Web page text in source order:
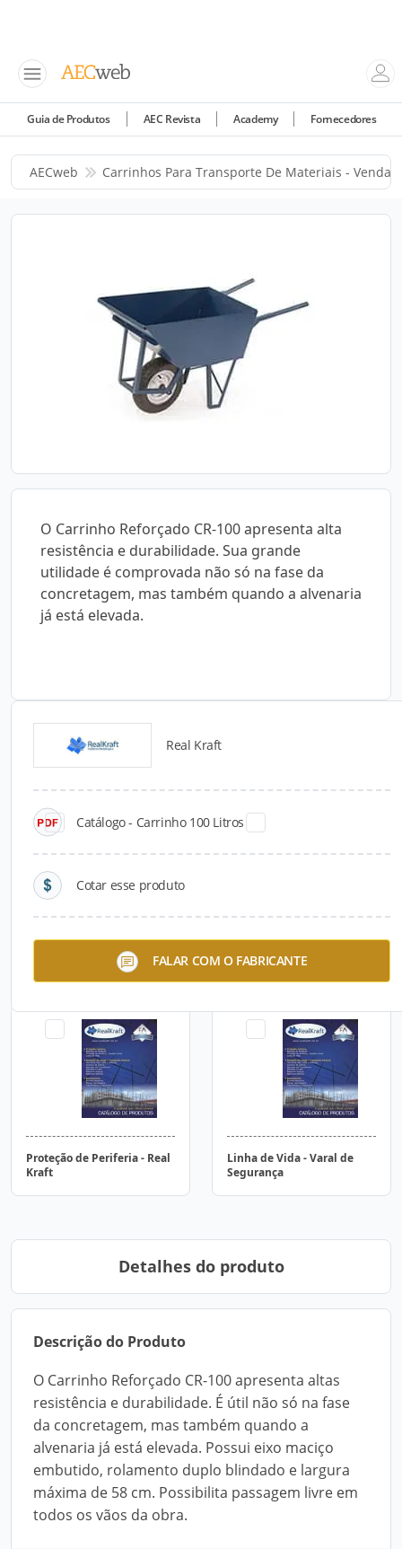
Guia de Produtos AEC Revista Academy Fornecedores
AECweb Carrinhos Para Transporte De Materiais - Venda
O Carrinho Reforçado CR-100 apresenta alta
resistência e durabilidade. Sua grande
utilidade é comprovada não só na fase da
concretagem, mas também quando a alvenaria
já está elevada.
Real Kraft
Catálogo - Carrinho 100 Litros
Cotar esse produto
FALAR COM O FABRICANTE
Catálogos para Download
Masseira para Pedreiro
Proteção de Periferia - Real
Kraft
Linha de Vida - Varal de
Segurança
Detalhes do produto
Descrição do Produto
O Carrinho Reforçado CR-100 apresenta altas
resistência e durabilidade. É útil não só na fase
da concretagem, mas também quando a
alvenaria já está elevada. Possui eixo maciço
embutido, rolamento duplo blindado e largura
máxima de 58 cm. Possibilita passagem livre em
todos os vãos da obra.